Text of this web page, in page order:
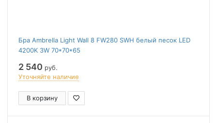
Бра Ambrella Light Wall 8 FW280 SWH белый песок LED
4200K 3W 70*70*65
2 540 руб.
Уточняйте наличие
В корзину